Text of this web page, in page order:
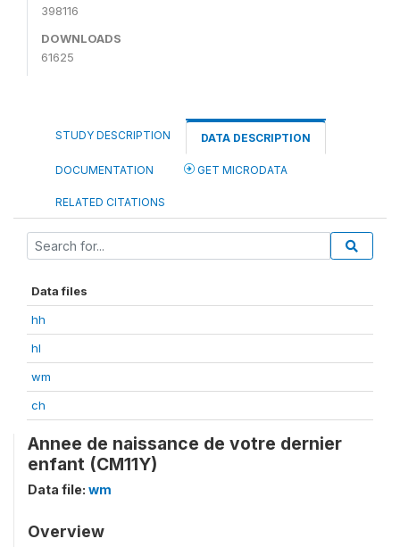
398116
DOWNLOADS
61625
STUDY DESCRIPTION DATA DESCRIPTION
DOCUMENTATION GET MICRODATA
RELATED CITATIONS
Data files
hh
hl
wm
ch
Annee de naissance de votre dernier
enfant (CM11Y)
Data file: wm
Overview